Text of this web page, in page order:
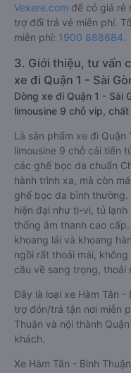
Vexere.com để có giá rẻ
trợ đổi trả vé miễn phí.
miễn phí: 1900 888684.
3. Giới thiệu, tư vấn
xe đi Quận 1 - Sài
Dòng xe đi Quận 1 - Sài
limousine 9 chỗ vip,
Là sản phẩm xe đi Quận
limousine 9 chỗ cải tiến
các ghế bọc da chuẩn
hành trình xa, mà còn
ghế bọc da bình
hiện đại như ti-vi, tủ
thống âm thanh cao
khoang lái và khoang
ngồi rất thoải mái,
cầu về sang trọng, thoải
Đây là loại xe Hàm Tân -
trợ đón/trả tận nơi miễn
Thuận và nội thành
khách.
Xe Hàm Tân - Bình